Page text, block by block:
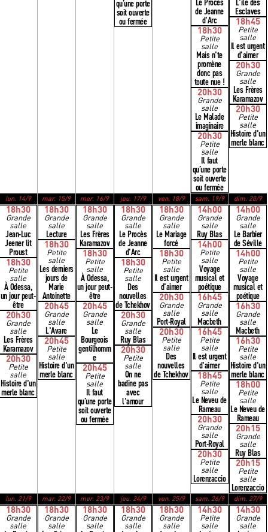
qu’une porte
soit ouverte
ou fermée
Le Procès
de Jeanne
d'Arc
18h30
Petite
salle
Mais n'te
promène
donc pas
toute nue !
20h30
Grande
salle
Le Malade
imaginaire
20h30
Petite
salle
Il faut
qu’une porte
soit ouverte
ou fermée
L'ile des
Esclaves
18h45
Petite
salle
Il est urgent
d'aimer
20h30
Grande
salle
Les Frères
Karamazov
20h30
Petite
salle
Histoire d'un
merle blanc
lun. 14/9 mar. 15/9 mer. 16/9 jeu. 17/9 ven. 18/9 sam. 19/9 dim. 20/9
18h30
Grande
salle
Jean-Luc
Jeener lit
Proust
18h30
Petite
salle
À Odessa,
un jour peut-
être
20h30
Grande
salle
Les Frères
Karamazov
20h30
Petite
salle
Histoire d'un
merle blanc
18h30
Grande
salle
Lecture
18h30
Petite
salle
Les derniers
jours de
Marie
Antoinette
20h45
Grande
salle
L'Avare
20h45
Petite
salle
Histoire d'un
merle blanc
18h30
Grande
salle
Les Frères
Karamazov
18h30
Petite
salle
À Odessa,
un jour peut-
être
20h45
Grande
salle
Le
Bourgeois
gentilhomm
e
20h45
Petite
salle
Il faut
qu’une porte
soit ouverte
ou fermée
18h30
Grande
salle
Le Procès
de Jeanne
d'Arc
18h30
Petite
salle
Des
nouvelles
de Tchekhov
20h30
Grande
salle
Ruy Blas
20h30
Petite
salle
On ne
badine pas
avec
l'amour
18h30
Grande
salle
Le Mariage
forcé
18h30
Petite
salle
Il est urgent
d'aimer
20h30
Grande
salle
Port-Royal
20h30
Petite
salle
Des
nouvelles
de Tchekhov
14h00
Grande
salle
Ruy Blas
14h00
Petite
salle
Voyage
musical et
poétique
16h45
Grande
salle
Macbeth
16h45
Petite
salle
Il est urgent
d'aimer
18h45
Petite
salle
Le Neveu de
Rameau
20h30
Grande
salle
Port-Royal
20h30
Petite
salle
Lorenzaccio
14h00
Grande
salle
Le Barbier
de Séville
14h00
Petite
salle
Voyage
musical et
poétique
16h30
Grande
salle
Macbeth
16h30
Petite
salle
Histoire d'un
merle blanc
18h00
Petite
salle
Le Neveu de
Rameau
20h15
Grande
salle
Ruy Blas
20h15
Petite
salle
Lorenzaccio
lun. 21/9 mar. 22/9 mer. 23/9 jeu. 24/9 ven. 25/9 sam. 26/9 dim. 27/9
18h30
Grande
salle
18h30
Grande
salle
18h30
Grande
salle
18h30
Grande
salle
18h30
Grande
salle
14h30
Petite
salle
14h30
Grande
salle